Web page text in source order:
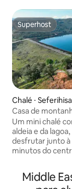
Superhost
Superhost
Chalé ⋅
Casa de
Um mini chalé
aldeia e da
desfrutar junto à
minutos do
20 minutos do
como
Middle